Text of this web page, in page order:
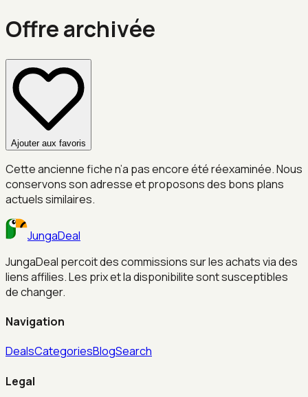
Offre archivée
Ajouter aux favoris
Cette ancienne fiche n’a pas encore été réexaminée. Nous
conservons son adresse et proposons des bons plans
actuels similaires.
JungaDeal
JungaDeal percoit des commissions sur les achats via des
liens affilies. Les prix et la disponibilite sont susceptibles
de changer.
Navigation
DealsCategoriesBlogSearch
Legal